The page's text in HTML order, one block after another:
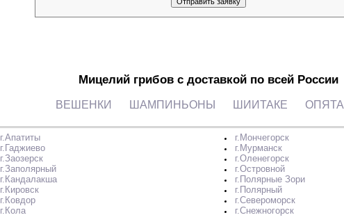
Мицелий грибов с доставкой по всей России
ВЕШЕНКИ ШАМПИНЬОНЫ ШИИТАКЕ ОПЯТА
г.Апатиты
г.Гаджиево
г.Заозерск
г.Заполярный
г.Кандалакша
г.Кировск
г.Ковдор
г.Кола
г.Мончегорск
г.Мурманск
г.Оленегорск
г.Островной
г.Полярные Зори
г.Полярный
г.Североморск
г.Снежногорск